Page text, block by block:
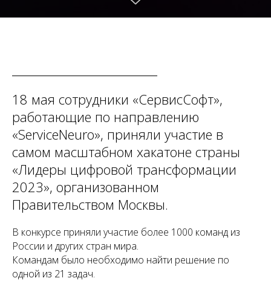
18 мая сотрудники «СервисСофт»,
работающие по направлению
«ServiceNeuro», приняли участие в
самом масштабном хакатоне страны
«Лидеры цифровой трансформации
2023», организованном
Правительством Москвы.
В конкурсе приняли участие более 1000 команд из
России и других стран мира.
Командам было необходимо найти решение по
одной из 21 задач.